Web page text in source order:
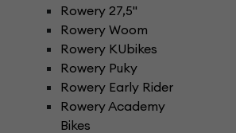
Rowery 27,5"
Rowery Woom
Rowery KUbikes
Rowery Puky
Rowery Early Rider
Rowery Academy
Bikes